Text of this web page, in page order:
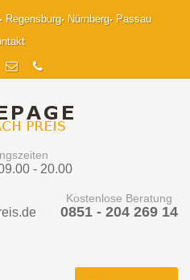
Regensburg Nürnberg
Passau
- 20.00
Kostenlose Beratung
0851 - 204 269 14